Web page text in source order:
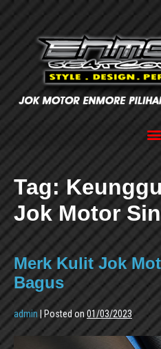
Tag:
Jok Motor
Merk Kulit Jok
Bagus
admin |Posted on 01/03/2023